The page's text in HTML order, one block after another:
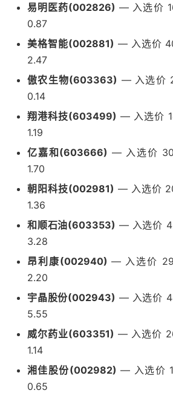
易明医药(002826) — 入选价
0.87
美格智能(002881) — 入选价
2.47
傲农生物(603363) — 入选价
0.14
翔港科技(603499) — 入选价
1.19
亿嘉和(603666) — 入选价
1.70
朝阳科技(002981) — 入选价
1.36
和顺石油(603353) — 入选价
3.28
昂利康(002940) — 入选价
2.20
宇晶股份(002943) — 入选价
5.55
威尔药业(603351) — 入选价
1.14
湘佳股份(002982) — 入选价
0.65